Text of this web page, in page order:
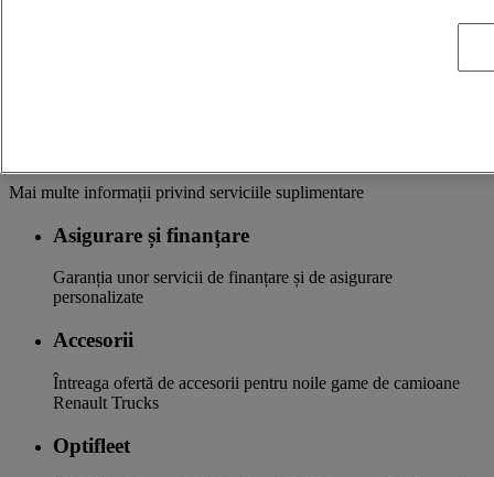
Mai multe informații privind serviciile suplimentare
Asigurare și finanțare
Garanția unor servicii de finanțare și de asigurare
personalizate
Accesorii
Întreaga ofertă de accesorii pentru noile game de camioane
Renault Trucks
Optifleet